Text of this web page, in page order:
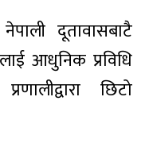
दूतावासबाटै
आधुनिक प्रविधि
छिटो